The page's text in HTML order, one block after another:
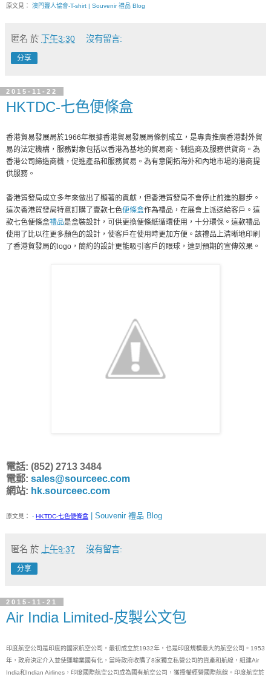
原文見： 澳門聾人協會-T-shirt | Souvenir 禮品 Blog
匿名 於 下午3:30 沒有留言:
分享
2015-11-22
HKTDC-七色便條盒
香港貿易發展局於1966年根據香港貿易發展局條例成立，是專責推廣香港對外貿
易的法定機構，服務對象包括以香港為基地的貿易商、制造商及服務供貨商。為
香港公司締造商機，促進產品和服務貿易。為有意開拓海外和內地市場的港商提
供服務。
香港貿發局成立多年來做出了顯著的貢獻，但香港貿發局不會停止前進的腳步。
這次香港貿發局特意訂購了壹款七色便條盒作為禮品，在展會上派送給客戶。這
款七色便條盒禮品是盒裝設計，可供更換便條紙循環使用，十分環保。這款禮品
使用了比以往更多顏色的設計，使客戶在使用時更加方便。該禮品上清晰地印刷
了香港貿發局的logo，簡約的設計更能吸引客戶的眼球，達到預期的宣傳效果。
電話: (852) 2713 3484
電郵: sales@sourceec.com
網站: hk.sourceec.com
原文見： - HKTDC-七色便條盒 | Souvenir 禮品 Blog
匿名 於 上午9:37 沒有留言:
分享
2015-11-21
Air India Limited-皮製公文包
印度航空公司是印度的國家航空公司，最初成立於1932年，也是印度規模最大的航空公司。1953
年，政府決定介入並使運輸業國有化，當時政府收購了8家獨立私營公司的資產和航線，組建Air
India和Indian Airlines，印度國際航空公司成為國有航空公司，獲授權經營國際航線。印度航空於